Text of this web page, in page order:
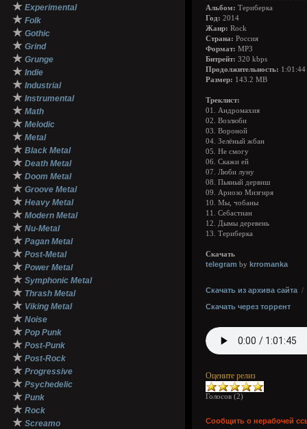
★ Experimental
★ Folk
★ Gothic
★ Grind
★ Grunge
★ Indie
★ Industrial
★ Instrumental
★ Math
★ Melodic
★ Metal
★ Black Metal
★ Death Metal
★ Doom Metal
★ Groove Metal
★ Heavy Metal
★ Modern Metal
★ Nu-Metal
★ Pagan Metal
★ Post-Metal
★ Power Metal
★ Symphonic Metal
★ Thrash Metal
★ Viking Metal
★ Noise
★ Pop Punk
★ Post-Punk
★ Post-Rock
★ Progressive
★ Psychedelic
★ Punk
★ Rock
★ Screamo
Альбом: Териберка
Год: 2014
Жанр: Rock
Страна: Россия
Формат: MP3
Битрейт: 320 kbps
Продолжительность: 1:01:44
Размер: 143.2 MB
Треклист:
01. Андромахия
02. Возлюби
03. Вороной
04. Зелёный жбан
05. Не смогу
06. Скажи ей
07. Люби луну
08. Пьяный дервиш
09. Ариозо Мизгиря
10. Мы, чобаны
11. Себастиан
12. Дымы деревень
13. Териберка
Скачать
telegram by krromanka
Скачать из архива сайта /
Скачать через торрент
Оцените релиз
Голосов (2)
Сообщить о нерабочей